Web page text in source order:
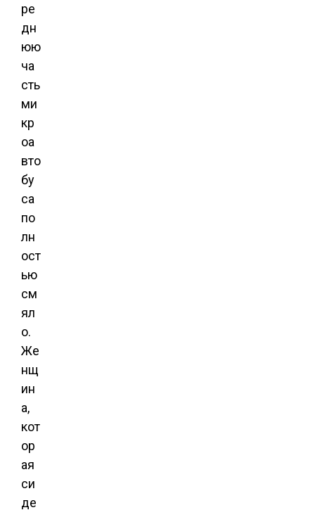
ре
дн
юю
ча
сть
ми
кр
оа
вто
бу
са
по
лн
ост
ью
см
ял
о.
Же
нщ
ин
а,
кот
ор
ая
си
де